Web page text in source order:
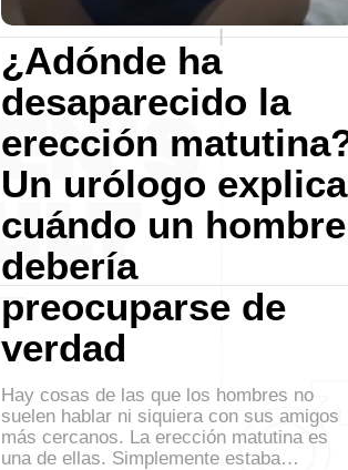
¿Adónde ha
desaparecido la
erección
Un urólogo explica
cuándo un hombre
debería
preocuparse de
verdad
Hay cosas de las que los hombres no
suelen hablar ni siquiera con sus amigos
más cercanos. La erección matutina es
una de ellas. Simplemente estaba…